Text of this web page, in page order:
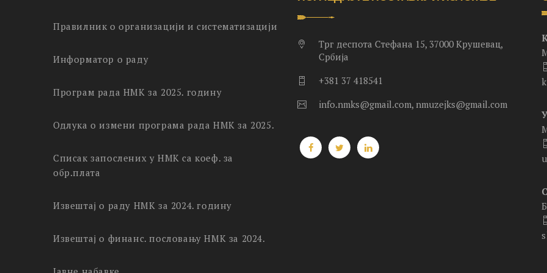
Правилник о организацији и систематизацији
Информатор о раду
Програм рада НМК за 2025. годину
Одлука о измени програма рада НМК за 2025.
Списак запослених у НМК са коеф. за
обр.плата
Извештај о раду НМК за 2024. годину
Извештај о финанс. пословању НМК за 2024.
Трг деспота Стефана 15, 37000 Крушевац,
Србија
+381 37 418541
info.nmks@gmail.com, nmuzejks@gmail.com